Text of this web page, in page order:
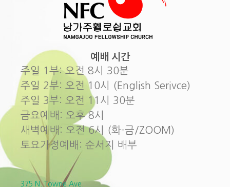
예배 시간
주일 1부: 오전 8시 30분
주일 2부: 오전 10시 (English Serivce)
주일 3부: 오전 11시 30분
금요예배: 오후 8시
새벽예배: 오전 6시 (화-금/ZOOM)
토요가정예배: 순서지 배부
375 N. Towne Ave.